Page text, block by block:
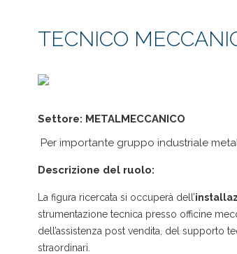
TECNICO
Settore: METALMECCANICO
Per importante gruppo industriale
Descrizione del ruolo:
La figura ricercata si occuperà dell’
strumentazione tecnica presso officine
dell’assistenza post vendita, del supporto
straordinari.